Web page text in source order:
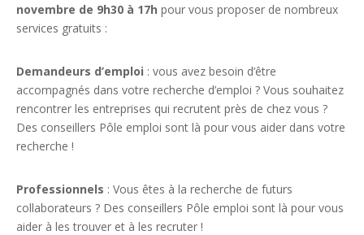
novembre de 9h30 à 17h pour vous proposer de nombreux
services gratuits :
Demandeurs d’emploi : vous avez besoin d’être
accompagnés dans votre recherche d’emploi ? Vous souhaitez
rencontrer les entreprises qui recrutent près de chez vous ?
Des conseillers Pôle emploi sont là pour vous aider dans votre
recherche !
Professionnels : Vous êtes à la recherche de futurs
collaborateurs ? Des conseillers Pôle emploi sont là pour vous
aider à les trouver et à les recruter !